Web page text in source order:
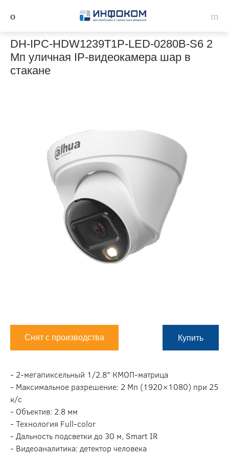
DH-IPC-HDW1239T1P-LED-0280B-S6 2
Мп уличная IP-видеокамера шар в
стакане
Снят с производства Купить
- 2-мегапиксельный 1/2.8" КMOП-матрица
- Максимальное разрешение: 2 Мп (1920×1080) при 25
к/с
- Объектив: 2.8 мм
- Технология Full-color
- Дальность подсветки до 30 м, Smart IR
- Видеоаналитика: детектор человека